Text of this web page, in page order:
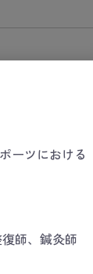
ーツにおける
師、鍼灸師